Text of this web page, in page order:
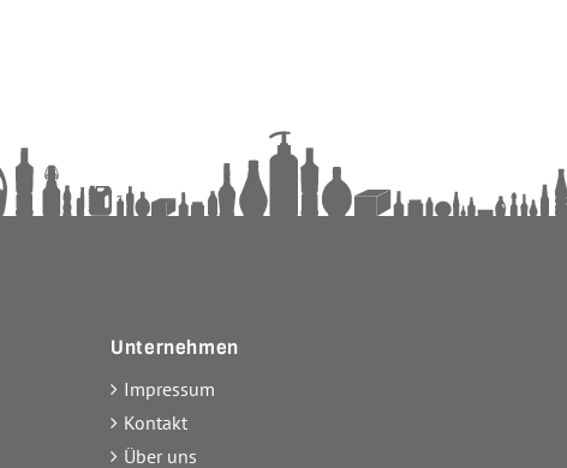
Unternehmen
Impressum
Kontakt
Über uns